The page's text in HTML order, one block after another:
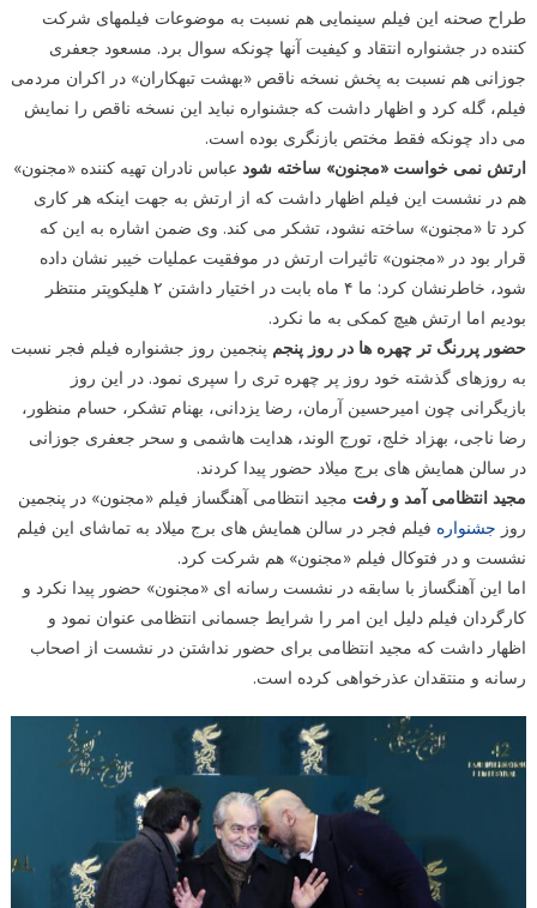
طراح صحنه این فیلم سینمایی هم نسبت به موضوعات فیلمهای شرکت
کننده در جشنواره انتقاد و کیفیت آنها چونکه سوال برد. مسعود جعفری
جوزانی هم نسبت به پخش نسخه ناقص «بهشت تبهکاران» در اکران مردمی
فیلم، گله کرد و اظهار داشت که جشنواره نباید این نسخه ناقص را نمایش
می داد چونکه فقط مختص بازنگری بوده است.
ارتش نمی خواست «مجنون» ساخته شودعباس نادران تهیه کننده «مجنون»
هم در نشست این فیلم اظهار داشت که از ارتش به جهت اینکه هر کاری
کرد تا «مجنون» ساخته نشود، تشکر می کند. وی ضمن اشاره به این که
قرار بود در «مجنون» تاثیرات ارتش در موفقیت عملیات خیبر نشان داده
شود، خاطرنشان کرد: ما ۴ ماه بابت در اختیار داشتن ۲ هلیکوپتر منتظر
بودیم اما ارتش هیچ کمکی به ما نکرد.
حضور پررنگ تر چهره ها در روز پنجم پنجمین روز جشنواره فیلم فجر نسبت
به روزهای گذشته خود روز پر چهره تری را سپری نمود. در این روز
بازیگرانی چون امیرحسین آرمان، رضا یزدانی، بهنام تشکر، حسام منظور،
رضا ناجی، بهزاد خلج، تورج الوند، هدایت هاشمی و سحر جعفری جوزانی
در سالن همایش های برج میلاد حضور پیدا کردند.
مجید انتظامی آمد و رفت مجید انتظامی آهنگساز فیلم «مجنون» در پنجمین
روز جشنواره فیلم فجر در سالن همایش های برج میلاد به تماشای این فیلم
نشست و در فتوکال فیلم «مجنون» هم شرکت کرد.
اما این آهنگساز با سابقه در نشست رسانه ای «مجنون» حضور پیدا نکرد و
کارگردان فیلم دلیل این امر را شرایط جسمانی انتظامی عنوان نمود و
اظهار داشت که مجید انتظامی برای حضور نداشتن در نشست از اصحاب
رسانه و منتقدان عذرخواهی کرده است.